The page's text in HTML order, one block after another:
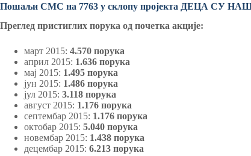
Пошаљи СМС на 7763 у склопу пројекта ДЕЦА СУ
Преглед пристиглих порука од почетка акције:
март 2015: 4.570 порука
април 2015: 1.636 порука
мај 2015: 1.495 порука
јун 2015: 1.486 порука
јул 2015: 3.118 порука
август 2015: 1.176 порука
септембар 2015: 1.176 порука
октобар 2015: 5.040 порука
новембар 2015: 1.438 порука
децембар 2015: 6.213 порука